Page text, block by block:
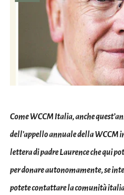
Come WCCM Italia, anche
dell’appello annuale della WCCM
lettera di padre Laurence che qui
per donare autonomamente, se
potete contattare la comunità